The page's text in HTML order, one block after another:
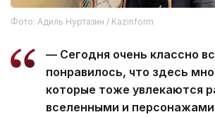
Фото: Адиль Нуртазин / Kazinform
— Сегодня очень классно
понравилось, что здесь
которые тоже увлекаются
вселенными и